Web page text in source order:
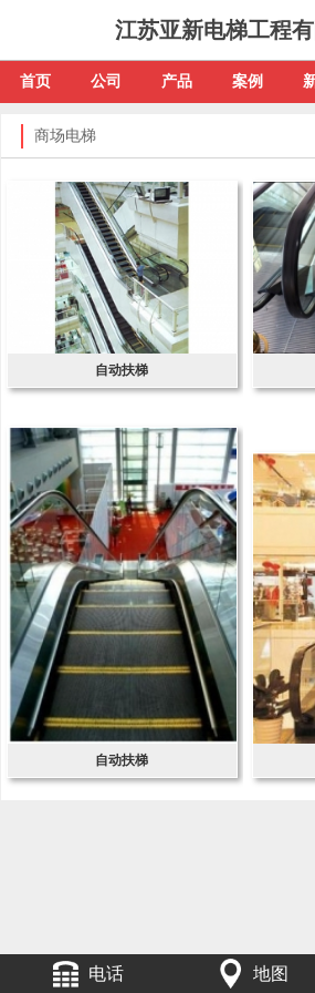
江苏亚新电梯工程
首页 公司 产品 案例
商场电梯
自动扶梯
自动扶梯
电话 地图